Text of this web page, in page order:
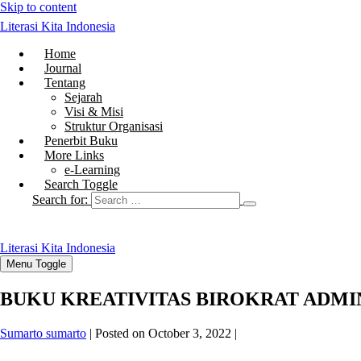
Skip to content
Literasi Kita Indonesia
Home
Journal
Tentang
Sejarah
Visi & Misi
Struktur Organisasi
Penerbit Buku
More Links
e-Learning
Search Toggle
Search for:
Literasi Kita Indonesia
Menu Toggle
BUKU KREATIVITAS BIROKRAT
Sumarto sumarto | Posted on October 3, 2022 |